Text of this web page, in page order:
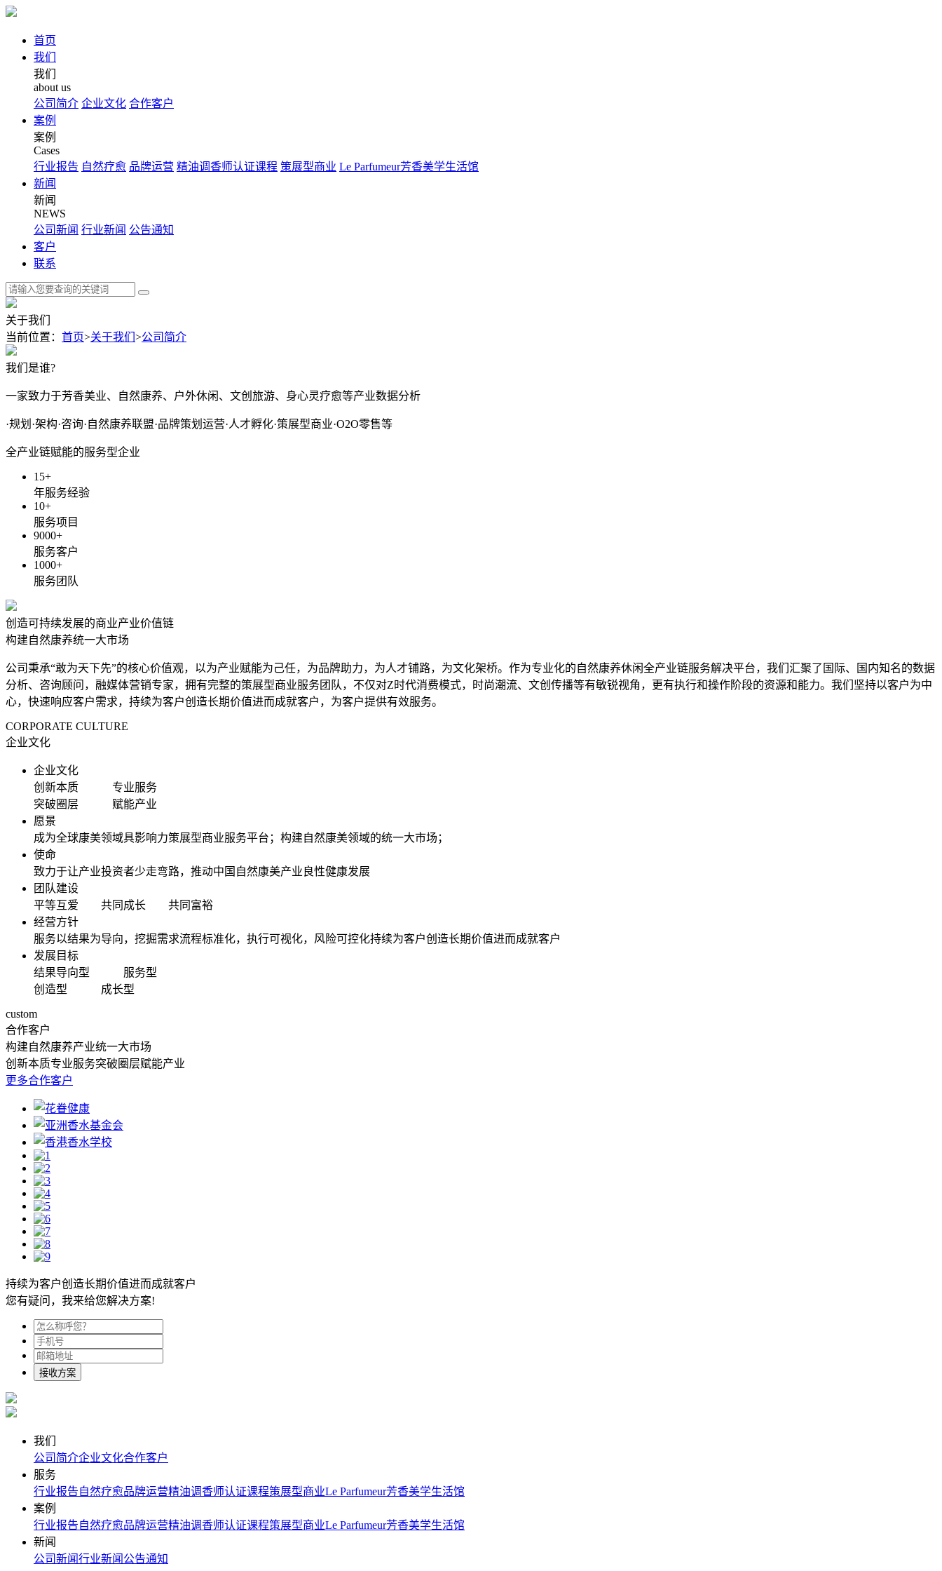
首页
我们
我们
about us
公司简介 企业文化 合作客户
案例
案例
Cases
行业报告 自然疗愈 品牌运营 精油调香师认证课程 策展型商业 Le Parfumeur芳香美学生活馆
新闻
新闻
NEWS
公司新闻 行业新闻 公告通知
客户
联系
关于我们
当前位置： 首页>关于我们 >公司简介
我们是谁?
一家致力于芳香美业、自然康养、户外休闲、文创旅游、身心灵疗愈等产业数据分析
·规划·架构·咨询·自然康养联盟·品牌策划运营·人才孵化·策展型商业·O2O零售等
全产业链赋能的服务型企业
15+
年服务经验
10+
服务项目
9000+
服务客户
1000+
服务团队
创造可持续发展的商业产业价值链
构建自然康养统一大市场
公司秉承“敢为天下先”的核心价值观，以为产业赋能为己任，为品牌助力，为人才铺路，为文化架桥。作为专业化的自然康养休闲全产业链服务解决平台，我们汇聚了国际、国内知名的数据
分析、咨询顾问，融媒体营销专家，拥有完整的策展型商业服务团队，不仅对Z时代消费模式，时尚潮流、文创传播等有敏锐视角，更有执行和操作阶段的资源和能力。我们坚持以客户为中
心，快速响应客户需求，持续为客户创造长期价值进而成就客户，为客户提供有效服务。
CORPORATE CULTURE
企业文化
企业文化
创新本质 专业服务
突破圈层 赋能产业
愿景
成为全球康美领域具影响力策展型商业服务平台；构建自然康美领域的统一大市场；
使命
致力于让产业投资者少走弯路，推动中国自然康美产业良性健康发展
团队建设
平等互爱 共同成长 共同富裕
经营方针
服务以结果为导向，挖掘需求流程标准化，执行可视化，风险可控化持续为客户创造长期价值进而成就客户
发展目标
结果导向型 服务型
创造型 成长型
custom
合作客户
构建自然康养产业统一大市场
创新本质专业服务突破圈层赋能产业
更多合作客户
持续为客户创造长期价值进而成就客户
您有疑问，我来给您解决方案!
接收方案
我们
公司简介企业文化合作客户
服务
行业报告自然疗愈品牌运营精油调香师认证课程策展型商业Le Parfumeur芳香美学生活馆
案例
行业报告自然疗愈品牌运营精油调香师认证课程策展型商业Le Parfumeur芳香美学生活馆
新闻
公司新闻行业新闻 公告通知